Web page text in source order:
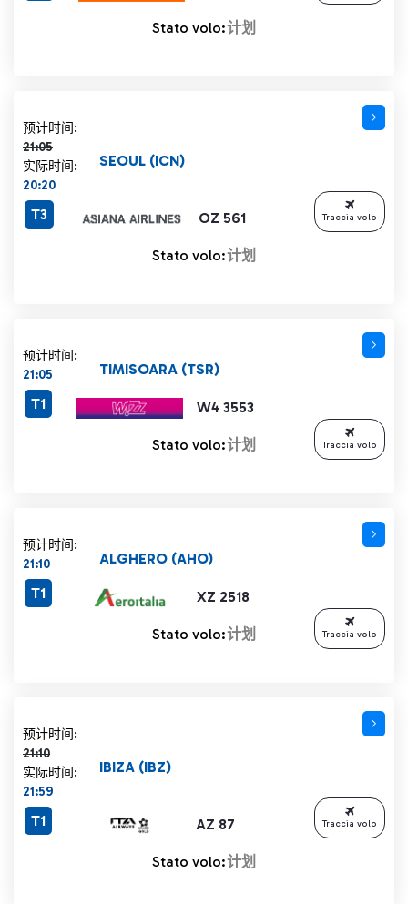
Stato volo:计划
预计时间:
21:05
计划时间 21:05 删除线
实际时间:
20:20
OZ 561
SEOUL (ICN)
T3
Stato volo:计划
Traccia volo
预计时间:
21:05
W4 3553
TIMISOARA (TSR)
T1
Stato volo:计划 Traccia volo
预计时间:
21:10
XZ 2518
ALGHERO (AHO)
T1
Stato volo:计划 Traccia volo
预计时间:
21:10
计划时间 21:10 删除线
实际时间:
21:59
AZ 87
IBIZA (IBZ)
T1
Stato volo:计划
Traccia volo